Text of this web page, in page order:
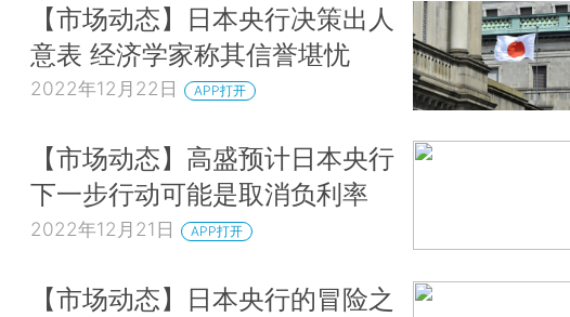
【市场动态】日本央行决策出人
意表 经济学家称其信誉堪忧
2022年12月22日 APP打开
【市场动态】高盛预计日本央行
下一步行动可能是取消负利率
2022年12月21日 APP打开
【市场动态】日本央行的冒险之